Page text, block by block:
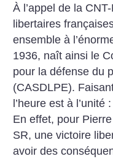
À l’appel de la
libertaires
ensemble à
1936, naît ainsi le
pour la défense du
(CASDLPE).
l’heure est à l’unité
En effet, pour
SR, une victoire
avoir des